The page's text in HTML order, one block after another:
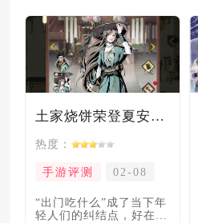
土家烧饼荣登夏安必吃榜？烧饼西施摇身成流量网红！
热度：
手游评测 02-08
“出门吃什么”成了当下年
轻人们的纠结点，好在美